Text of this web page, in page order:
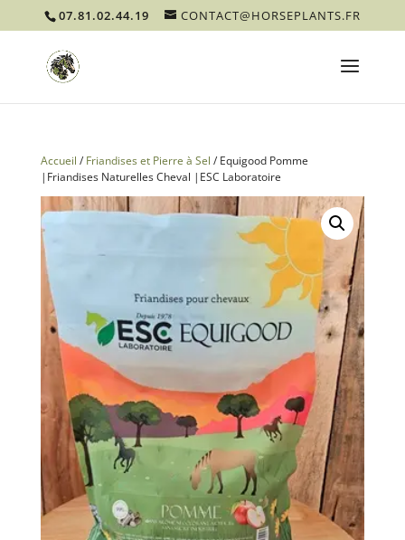
07.81.02.44.19 CONTACT@HORSEPLANTS.FR
Accueil / Friandises et Pierre à Sel / Equigood Pomme
|Friandises Naturelles Cheval |ESC Laboratoire